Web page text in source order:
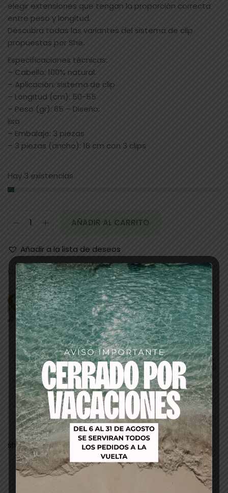
elegir extensiones que tengan la proporción correcta
entre peso y longitud.
Descubra todas las variantes del sistema de clip
propuestas por She.
Especificaciones técnicas:
– Cabello: 100% natural.
– Aplicación: sistema de clip
– Longitud (cm): 50-55
– Peso (gr): 65 – Diseño:
liso
– Embalaje: 3 piezas
– 3 piezas (ancho): 16 cm con 3 clips
Hay 3 existencias
AÑADIR AL CARRITO
Añadir a la lista de deseos
Categorías:cabello,EXTENSIONES
Descripción
she-colores-naturales-y-mechados